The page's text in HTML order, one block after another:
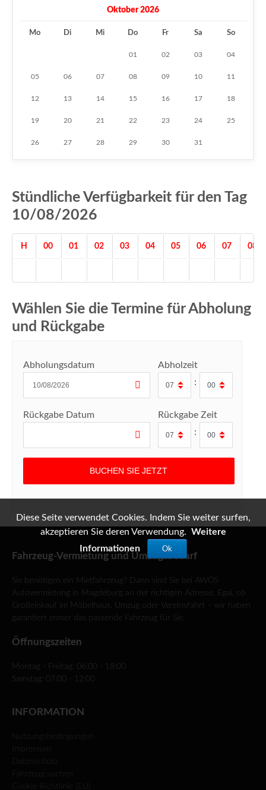
Oktober 2026
Mo Di Mi Do Fr Sa So
01 02 03 04
05 06 07 08 09 10 11
12 13 14 15 16 17 18
19 20 21 22 23 24 25
26 27 28 29 30 31
Stündliche Verfügbarkeit für den Tag
10/08/2026
H 00 01 02 03 04 05 06 07 08
Wählen Sie die Termine für Abholung
und Rückgabe
Abholungsdatum
Abholzeit
:
Rückgabe Datum
Rückgabe Zeit
:
Fahrzeug-Vermietung und Umzugsbedarf
Sie benötigen ein Mietfahrzeug? Dann sind Sie bei AWOS
Autovermietung in Magdeburg an der richtigen Adresse. Egal, ob
Großeinkauf im Möbelhaus, Umzug oder Vereinsfahrt – wir haben
garantiert immer das passende Fahrzeug für Sie.
Öffnungszeiten
Montag - Freitag: 06:00 - 18:00
Samstag: 07:00 - 12:00
INFORMATION
Nutzungsbedingungen
Fahrzeug suchen
Cookie-Richtlinie (EU)
Diese Seite verwendet Cookies. Indem Sie weiter surfen,
akzeptieren Sie deren Verwendung. Weitere
Informationen
Ok